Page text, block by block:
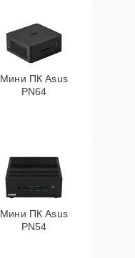
Мини ПК Asus
PN64
Мини ПК Asus
PN54